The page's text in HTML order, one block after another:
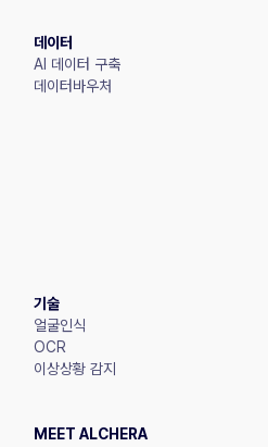
데이터
AI 데이터 구축
데이터바우처
기술
얼굴인식
OCR
이상상황 감지
MEET ALCHERA